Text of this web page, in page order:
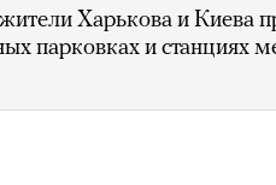
Харькова и Киева
парковках и станциях